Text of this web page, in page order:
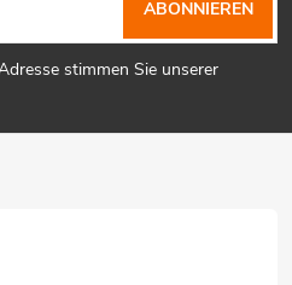
stimmen Sie unserer
ABONNIEREN